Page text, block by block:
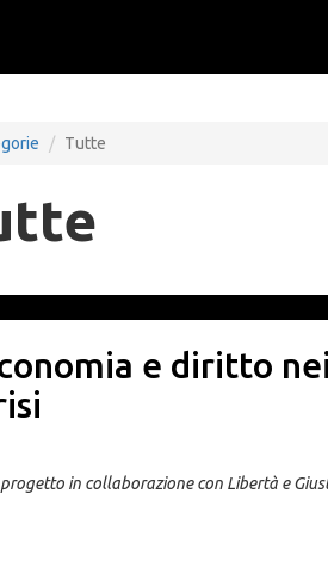
Tutte
e diritto
progetto in collaborazione con Libertà e